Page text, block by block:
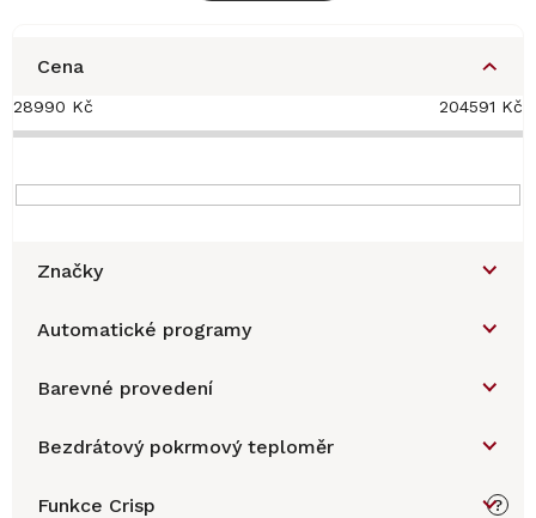
Cena
28990 Kč 204591 Kč
Značky
Automatické programy
Barevné provedení
Bezdrátový pokrmový teploměr
Funkce Crisp ?